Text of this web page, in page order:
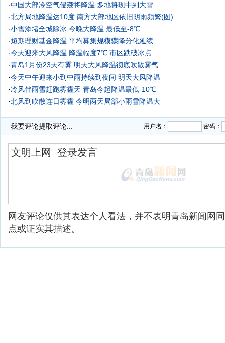
·中国大部冷空气侵袭将降温 多地将现中到大雪
·北方局地降温达10度 南方大部地区依旧阴雨频繁(图)
·小雪添堵全城除冰 今晚大降温 最低至-8℃
·短期理财基金降温 平均募集规模骤降分化延续
·今天迎来大风降温 降温幅度7℃ 市区跌破冰点
·青岛1月份23天有雾 明天大风降温彻底吹散雾气
·今天中午迎来小到中雨持续到夜间 明天大风降温
·冷风伴雨雪赶跑雾霾天 青岛今起降温最低-10℃
·北风到吹散连日雾霾 今明两天局部小雨雪降温大
我要评论提取评论... 用户名： 密码：
网友评论仅供其表达个人看法，并不表明青岛新闻网
点或证实其描述。